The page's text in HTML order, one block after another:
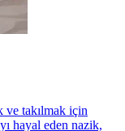
ve takılmak için
hayal eden nazik,